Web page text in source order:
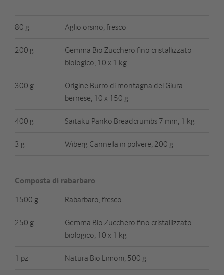
80 g Aglio orsino, fresco
200 g
Gemma Bio Zucchero fino cristallizzato
biologico, 10 x 1 kg
300 g
Origine Burro di montagna del Giura
bernese, 10 x 150 g
400 g Saitaku Panko Breadcrumbs 7 mm, 1 kg
3 g Wiberg Cannella in polvere, 200 g
Composta di rabarbaro
1500 g
Rabarbaro, fresco
250 g
Gemma Bio Zucchero fino cristallizzato
biologico, 10 x 1 kg
1 pz Natura Bio Limoni, 500 g